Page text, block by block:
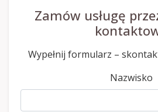
Zamów usługę
Wypełnij formularz –
Nazwisko